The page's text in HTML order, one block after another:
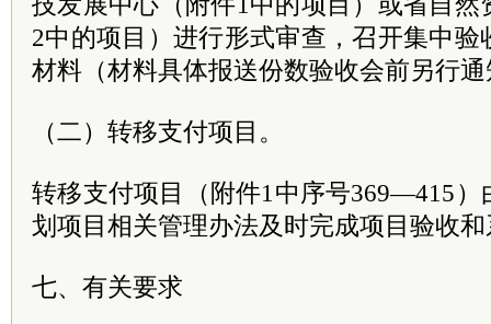
2中的项目）进行形式审查，召开集中
材料（材料具体报送份数验收会前另行
（二）转移支付项目。
转移支付项目（附件1中序号369—415）
划项目相关管理办法及时完成项目验收
七、有关要求